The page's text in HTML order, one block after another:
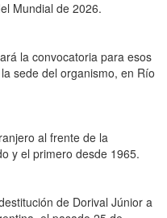
Mundial de 2026.
la convocatoria para esos
sede del organismo, en Río
al frente de la
y el primero desde 1965.
de Dorival Júnior a